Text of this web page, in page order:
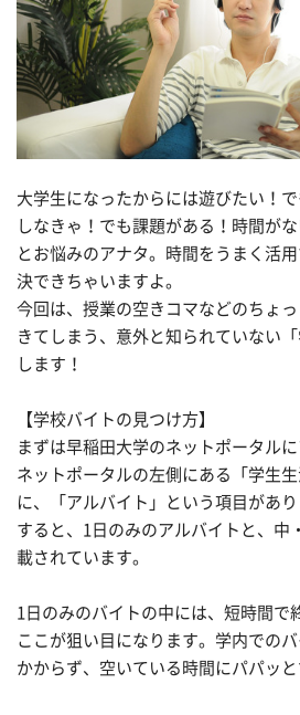
大学生になったからには遊びたい！
しなきゃ！でも課題がある！時間が
とお悩みのアナタ。時間をうまく活
決できちゃいますよ。
今回は、授業の空きコマなどのちょ
きてしまう、意外と知られていない
します！
【学校バイトの見つけ方】
まずは早稲田大学のネットポータルに
ネットポータルの左側にある「学生
に、「アルバイト」という項目があ
すると、1日のみのアルバイトと、中
載されています。
1日のみのバイトの中には、短時間で
ここが狙い目になります。学内での
かからず、空いている時間にパパッと